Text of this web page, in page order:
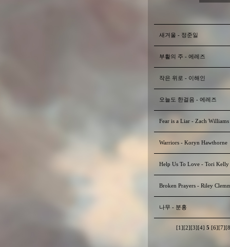
새겨울 - 정준일
부활의 주 - 에레즈
작은 위로 - 이해인
오늘도 한걸음 - 에레즈
Fear is a Liar - Zach Williams
Warriors - Koryn Hawthorne
Help Us To Love - Tori Kelly
Broken Prayers - Riley
나무 - 분홍
[1] [2] [3] [4] 5 [6] [7]